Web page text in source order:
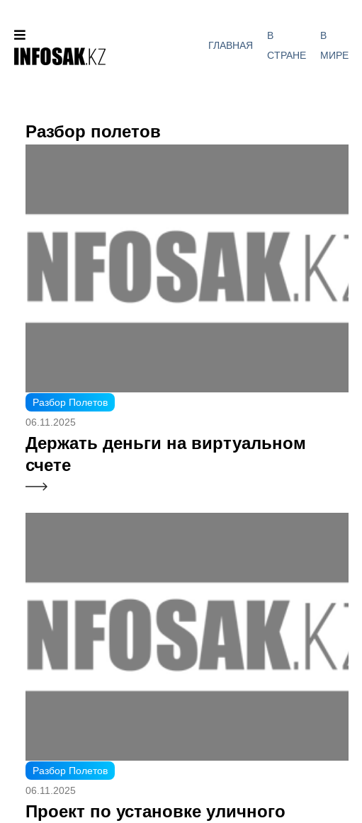
ГЛАВНАЯ
В
СТРАНЕ
В
МИРЕ
Разбор полетов
Разбор Полетов
06.11.2025
Держать деньги на виртуальном
счете
Разбор Полетов
06.11.2025
Проект по установке уличного